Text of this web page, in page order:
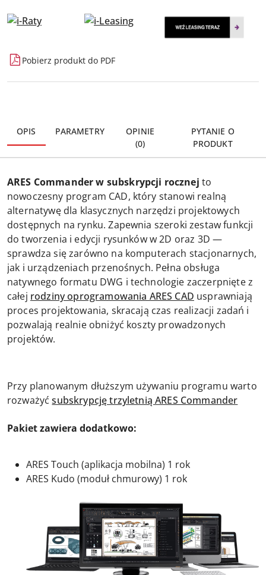
Dostępność
i
dostawa
Pobierz produkt do PDF
OPIS PARAMETRY
OPINIE
(0)
PYTANIE O
PRODUKT
ARES Commander w subskrypcji rocznej to
nowoczesny program CAD, który stanowi realną
alternatywę dla klasycznych narzędzi projektowych
dostępnych na rynku. Zapewnia szeroki zestaw funkcji
do tworzenia i edycji rysunków w 2D oraz 3D —
sprawdza się zarówno na komputerach stacjonarnych,
jak i urządzeniach przenośnych. Pełna obsługa
natywnego formatu DWG i technologie zaczerpnięte z
całej rodziny oprogramowania ARES CAD usprawniają
proces projektowania, skracają czas realizacji zadań i
pozwalają realnie obniżyć koszty prowadzonych
projektów.
Przy planowanym dłuższym używaniu programu warto
rozważyćsubskrypcję trzyletnią ARES Commander
Pakiet zawiera dodatkowo:
ARES Touch (aplikacja mobilna) 1 rok
ARES Kudo (moduł chmurowy) 1 rok